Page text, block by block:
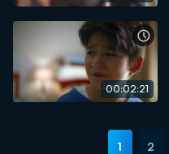
00:02:21
1 2